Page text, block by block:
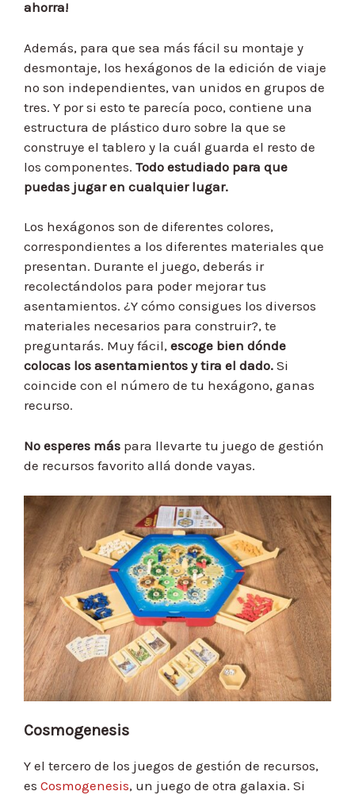
ahorra!
Además, para que sea más fácil su montaje y
desmontaje, los hexágonos de la edición de viaje
no son independientes, van unidos en grupos de
tres. Y por si esto te parecía poco, contiene una
estructura de plástico duro sobre la que se
construye el tablero y la cuál guarda el resto de
los componentes. Todo estudiado para que
puedas jugar en cualquier lugar.
Los hexágonos son de diferentes colores,
correspondientes a los diferentes materiales que
presentan. Durante el juego, deberás ir
recolectándolos para poder mejorar tus
asentamientos. ¿Y cómo consigues los diversos
materiales necesarios para construir?, te
preguntarás. Muy fácil, escoge bien dónde
colocas los asentamientos y tira el dado. Si
coincide con el número de tu hexágono, ganas
recurso.
No esperes más para llevarte tu juego de gestión
de recursos favorito allá donde vayas.
Cosmogenesis
Y el tercero de los juegos de gestión de recursos,
es Cosmogenesis, un juego de otra galaxia. Si